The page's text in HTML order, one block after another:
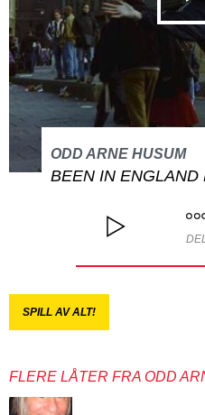
ODD ARNE HUSUM
BEEN IN ENGLAND
SPILL AV ALT!
FLERE LÅTER FRA ODD